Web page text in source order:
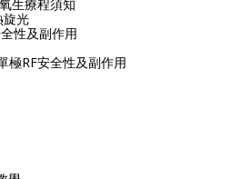
生療程須知
旋光
性及副作用
極RF安全性及副作用